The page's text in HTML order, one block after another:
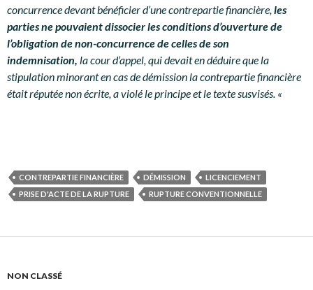
concurrence devant bénéficier d’une contrepartie financière,les
parties ne pouvaient dissocier les conditions d’ouverture de
l’obligation de non-concurrence de celles de son
indemnisation, la cour d’appel, qui devait en déduire que la
stipulation minorant en cas de démission la contrepartie financière
était réputée non écrite, a violé le principe et le texte susvisés. «
CONTREPARTIE FINANCIÈRE DÉMISSION
LICENCIEMENT
PRISE D'ACTE DE LA RUPTURE
RUPTURE CONVENTIONNELLE
NON CLASSÉ